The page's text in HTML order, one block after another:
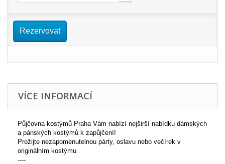
Rezervovat
VÍCE INFORMACÍ
Půjčovna kostýmů Praha Vám nabízí nejširší nabídku dámských
a pánských kostýmů k zapůjčení!
Prožijte nezapomenutelnou párty, oslavu nebo večírek v
originálním kostýmu
----